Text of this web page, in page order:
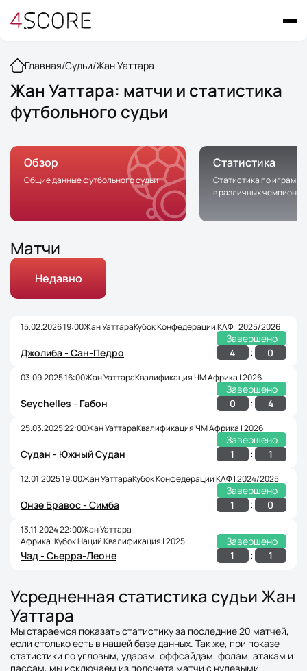
Главная/Судьи/Жан Уаттара
Жан Уаттара: матчи и статистика
футбольного судьи
Обзор
Общие данные футбольного судьи
Статистика
Статистика по играм с
в различных
Матчи
Недавно
15.02.2026 19:00Жан УаттараКубок Конфедерации КАФ | 2025/2026
Завершено
Джолиба - Сан-Педро
4 : 0
03.09.2025 16:00Жан УаттараКвалификация ЧМ Африка | 2026
Завершено
Seychelles - Габон
0 : 4
25.03.2025 22:00Жан УаттараКвалификация ЧМ Африка | 2026
Завершено
Судан - Южный Судан
1 : 1
12.01.2025 19:00Жан УаттараКубок Конфедерации КАФ | 2024/2025
Завершено
Онзе Бравос - Симба
1 : 0
13.11.2024 22:00Жан Уаттара
Африка. Кубок Наций Квалификация | 2025
Завершено
Чад - Сьерра-Леоне
1 : 1
Усредненная статистика судьи Жан
Уаттара
Мы стараемся показать статистику за последние 20 матчей,
если столько есть в нашей базе данных. Так же, при показе
статистики по угловым, ударам, оффсайдам, фолам, атакам и
пассам, мы исключаем из подсчета матчи с нулевыми